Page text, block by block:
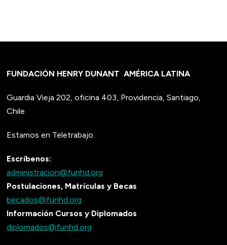
FUNDACIÓN HENRY DUNANTAMÉRICA LATINA
Guardia Vieja 202, oficina 403, Providencia, Santiago,
Chile
Estamos en Teletrabajo.
Escríbenos:
administracion@funhd.org
Postulaciones, Matrículas y Becas
becados@funhd.org
Información Cursos y Diplomados
diplomados@funhd.org